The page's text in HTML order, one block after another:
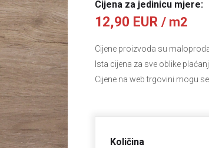
Cijena za jedinicu mjere:
12,90 EUR / m2
Cijene proizvoda su
Ista cijena za sve oblike
Cijene na web trgovini mogu
Količina